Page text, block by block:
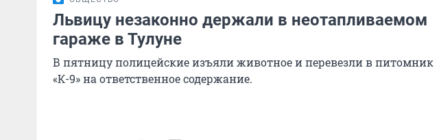
Львицу незаконно держали в неотапливаемом
гараже в Тулуне
В пятницу полицейские изъяли животное и перевезли в питомник
«К-9» на ответственное содержание.